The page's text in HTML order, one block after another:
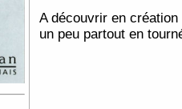
A découvrir en
un peu partout en